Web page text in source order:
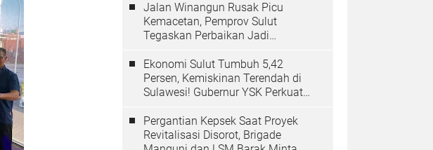
Jalan Winangun Rusak Picu
Kemacetan, Pemprov Sulut
Tegaskan Perbaikan Jadi
Ekonomi Sulut Tumbuh 5,42
Persen, Kemiskinan Terendah di
Sulawesi! Gubernur YSK Perkuat
Rakyat
Pergantian Kepsek Saat Proyek
Revitalisasi Disorot, Brigade